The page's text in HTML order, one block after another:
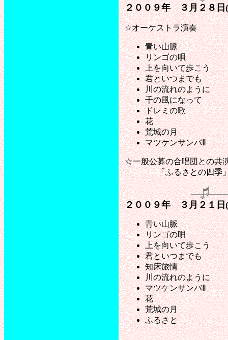
２００９年 ３月２８日
☆オーケストラ演奏
青い山脈
リンゴの唄
上を向いて歩こう
君といつまでも
川の流れのように
千の風になって
ドレミの歌
花
荒城の月
マツケンサンバⅡ
☆一般公募の合唱団との共
「ふるさとの四季」
２００９年 ３月２１日
青い山脈
リンゴの唄
上を向いて歩こう
君といつまでも
知床旅情
川の流れのように
マツケンサンバⅡ
花
荒城の月
ふるさと